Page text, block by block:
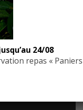
24/08
repas « Paniers